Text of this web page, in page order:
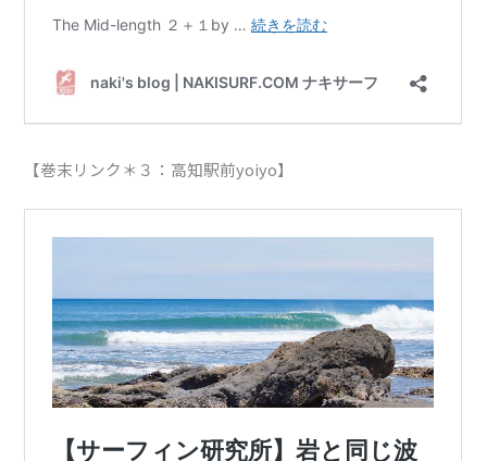
【巻末リンク＊３：高知駅前yoiyo】